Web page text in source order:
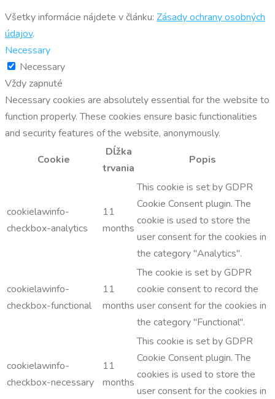
Všetky informácie nájdete v článku: Zásady ochrany osobných
údajov.
Necessary
Necessary
Vždy zapnuté
Necessary cookies are absolutely essential for the website to
function properly. These cookies ensure basic functionalities
and security features of the website, anonymously.
Cookie
Dĺžka
trvania
Popis
cookielawinfo-
checkbox-analytics
11
months
This cookie is set by GDPR
Cookie Consent plugin. The
cookie is used to store the
user consent for the cookies in
the category "Analytics".
cookielawinfo-
checkbox-functional
11
months
The cookie is set by GDPR
cookie consent to record the
user consent for the cookies in
the category "Functional".
cookielawinfo-
checkbox-necessary
11
months
This cookie is set by GDPR
Cookie Consent plugin. The
cookies is used to store the
user consent for the cookies in